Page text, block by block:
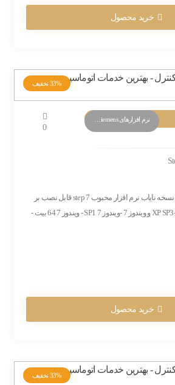
خرید محصول
33% تخفیف
نرم افزارهای PLC Siemens
0
دانلود نرم افزار Step 7 5.2 نسخه نایاب نرم افزار محبوب step 7 قابل نصب بر
روی ویندوزهای XP SP3- 2000 SP3 و ویندوز 7 -ویندوز 7 SP1 - ویندوز 7 64 بیت -
خرید محصول
33% تخفیف